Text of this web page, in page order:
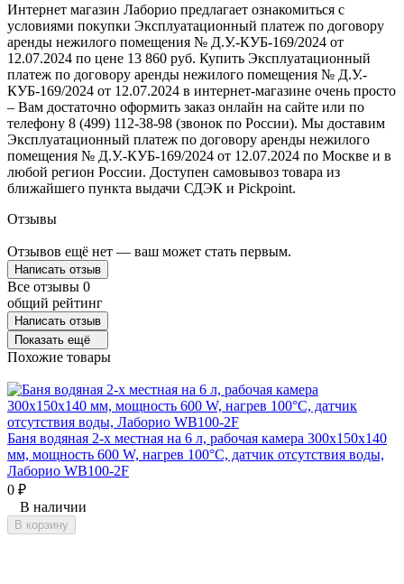
Интернет магазин Лаборио предлагает ознакомиться с
условиями покупки Эксплуатационный платеж по договору
аренды нежилого помещения № Д.У.-КУБ-169/2024 от
12.07.2024 по цене 13 860 руб. Купить Эксплуатационный
платеж по договору аренды нежилого помещения № Д.У.-
КУБ-169/2024 от 12.07.2024 в интернет-магазине очень просто
– Вам достаточно оформить заказ онлайн на сайте или по
телефону 8 (499) 112-38-98 (звонок по России). Мы доставим
Эксплуатационный платеж по договору аренды нежилого
помещения № Д.У.-КУБ-169/2024 от 12.07.2024 по Москве и в
любой регион России. Доступен самовывоз товара из
ближайшего пункта выдачи СДЭК и Pickpoint.
Отзывы
Отзывов ещё нет — ваш может стать первым.
Написать отзыв
Все отзывы 0
общий рейтинг
Написать отзыв
Показать ещё
Похожие товары
Баня водяная 2-х местная на 6 л, рабочая камера 300х150х140
мм, мощность 600 W, нагрев 100°C, датчик отсутствия воды,
Лаборио WB100-2F
0 ₽
В наличии
В корзину